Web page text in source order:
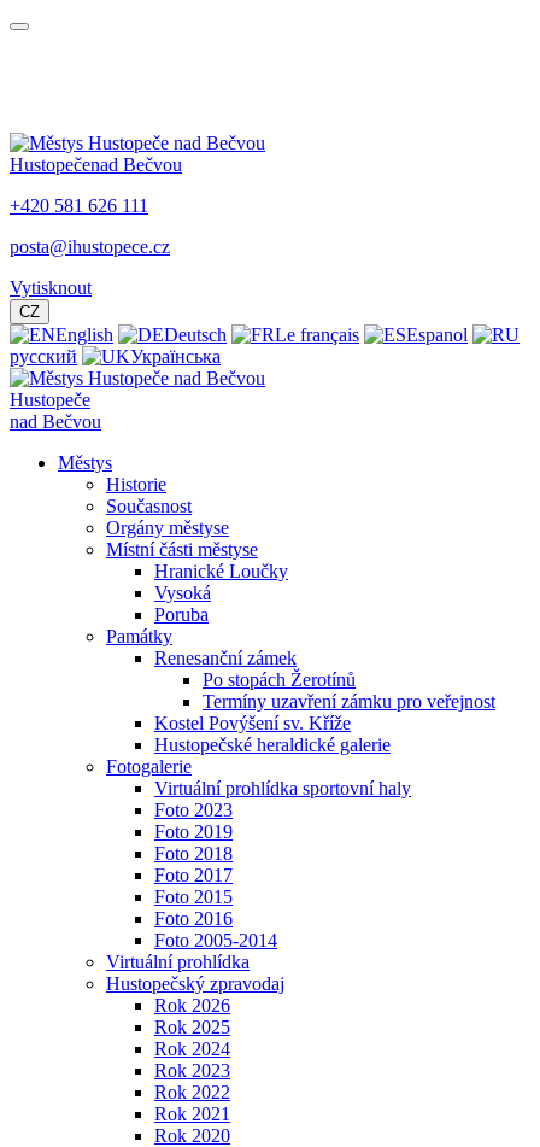
Hustopečenad Bečvou
+420 581 626 111
posta@ihustopece.cz
Vytisknout
CZ
English Deutsch Le français
Espanol
русский
Українська
Hustopeče
nad Bečvou
Městys
Historie
Současnost
Orgány městyse
Místní části městyse
Hranické Loučky
Vysoká
Poruba
Památky
Renesanční zámek
Po stopách Žerotínů
Termíny uzavření zámku pro veřejnost
Kostel Povýšení sv. Kříže
Hustopečské heraldické galerie
Fotogalerie
Virtuální prohlídka sportovní haly
Foto 2023
Foto 2019
Foto 2018
Foto 2017
Foto 2015
Foto 2016
Foto 2005-2014
Virtuální prohlídka
Hustopečský zpravodaj
Rok 2026
Rok 2025
Rok 2024
Rok 2023
Rok 2022
Rok 2021
Rok 2020